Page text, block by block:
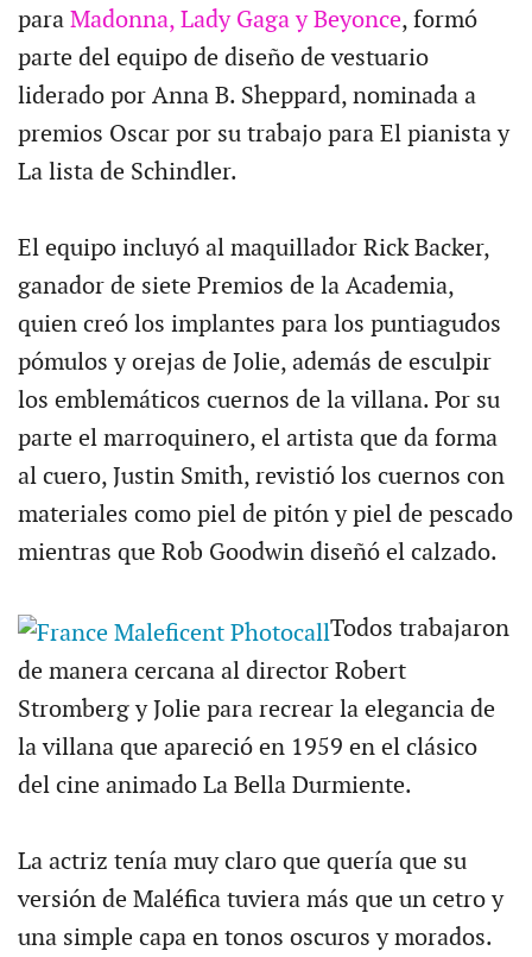
para Madonna, Lady Gaga y Beyonce, formó
parte del equipo de diseño de vestuario
liderado por Anna B. Sheppard, nominada a
premios Oscar por su trabajo para El pianista y
La lista de Schindler.
El equipo incluyó al maquillador Rick Backer,
ganador de siete Premios de la Academia,
quien creó los implantes para los puntiagudos
pómulos y orejas de Jolie, además de esculpir
los emblemáticos cuernos de la villana. Por su
parte el marroquinero, el artista que da forma
al cuero, Justin Smith, revistió los cuernos con
materiales como piel de pitón y piel de pescado
mientras que Rob Goodwin diseñó el calzado.
Todos trabajaron
de manera cercana al director Robert
Stromberg y Jolie para recrear la elegancia de
la villana que apareció en 1959 en el clásico
del cine animado La Bella Durmiente.
La actriz tenía muy claro que quería que su
versión de Maléfica tuviera más que un cetro y
una simple capa en tonos oscuros y morados.